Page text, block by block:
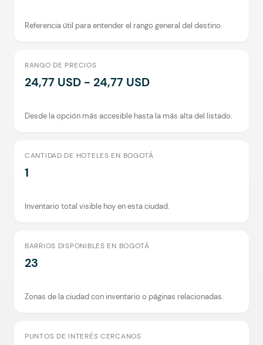
Referencia útil para entender el rango general del destino.
RANGO DE PRECIOS
24,77 USD - 24,77 USD
Desde la opción más accesible hasta la más alta del listado.
CANTIDAD DE HOTELES EN BOGOTÁ
1
Inventario total visible hoy en esta ciudad.
BARRIOS DISPONIBLES EN BOGOTÁ
23
Zonas de la ciudad con inventario o páginas relacionadas.
PUNTOS DE INTERÉS CERCANOS